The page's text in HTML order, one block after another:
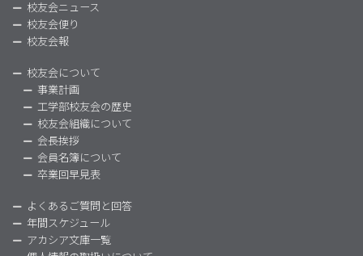
校友会ニュース
校友会便り
校友会報
校友会について
事業計画
工学部校友会の歴史
校友会組織について
会長挨拶
会員名簿について
卒業回早見表
よくあるご質問と回答
年間スケジュール
アカシア文庫一覧